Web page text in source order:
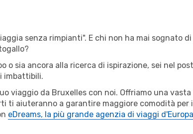
senza rimpianti". E chi non ha mai sognato
sia ancora alla ricerca di ispirazione, sei nel
imbattibili.
viaggio da Bruxelles con noi. Offriamo una
ti aiuteranno a garantire maggiore comodità per
eDreams, la più grande agenzia di viaggi d'Europa